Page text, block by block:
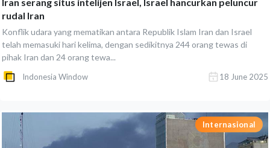
rudal Iran
Konflik udara yang mematikan antara Republik Islam Iran dan Israel
telah memasuki hari kelima, dengan sedikitnya 244 orang tewas di
pihak Iran dan 24 orang tewa...
Indonesia Window 18 June 2025
Internasional